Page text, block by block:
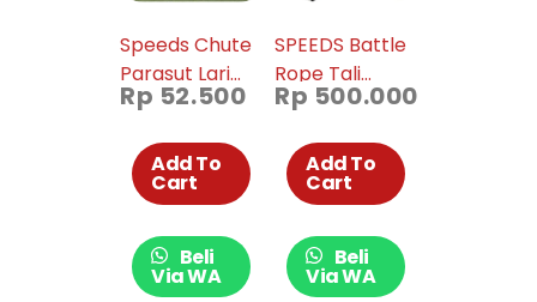
Speeds Chute
Parasut Lari
024-15
Rp 52.500
Add To
Cart
Beli
Via WA
SPEEDS Battle
Rope Tali
Fitness
Gym waves
rope crossfit
muaythai 9
Meter 024-5
Rp 500.000
Add To
Cart
Beli
Via WA